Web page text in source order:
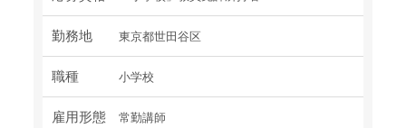
勤務地 東京都世田谷区
職種 小学校
雇用形態 常勤講師